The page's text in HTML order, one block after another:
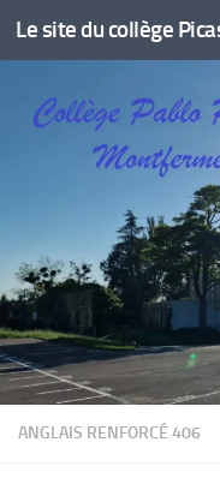
Skip to content
Le site du collège
ANGLAIS RENFORCÉ 406